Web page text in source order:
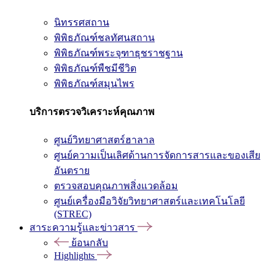
นิทรรศสถาน
พิพิธภัณฑ์ชลทัศนสถาน
พิพิธภัณฑ์พระจุฑาธุชราชฐาน
พิพิธภัณฑ์พืชมีชีวิต
พิพิธภัณฑ์สมุนไพร
บริการตรวจวิเคราะห์คุณภาพ
ศูนย์วิทยาศาสตร์ฮาลาล
ศูนย์ความเป็นเลิศด้านการจัดการสารและของเสีย
อันตราย
ตรวจสอบคุณภาพสิ่งแวดล้อม
ศูนย์เครื่องมือวิจัยวิทยาศาสตร์และเทคโนโลยี
(STREC)
สาระความรู้และข่าวสาร
ย้อนกลับ
Highlights